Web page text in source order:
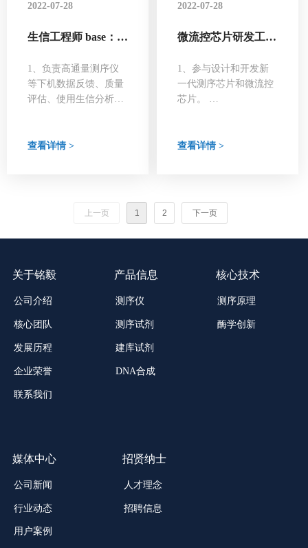
2022-07-28
生信工程师 base：北
1、负责高通量测序仪
等下机数据反馈、质量
评估、使用生信分析流
2、针对高通量测序仪
究动态和分析方法；
查看详情 >
2022-07-28
微流控芯片研发工程
1、参与设计和开发新
一代测序芯片和微流控
芯片。
3、负责开发表面化学
查看详情 >
上一页 1 2 下一页
关于铭毅
公司介绍
核心团队
发展历程
企业荣誉
联系我们
产品信息
测序仪
测序试剂
建库试剂
DNA合成
核心技术
测序原理
酶学创新
媒体中心
公司新闻
行业动态
用户案例
招贤纳士
人才理念
招聘信息